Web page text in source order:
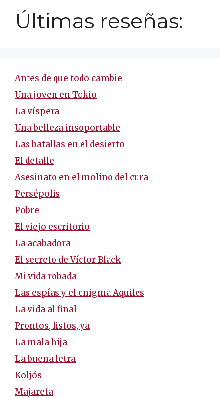
Últimas reseñas:
Antes de que todo cambie
Una joven en Tokio
La víspera
Una belleza insoportable
Las batallas en el desierto
El detalle
Asesinato en el molino del cura
Persépolis
Pobre
El viejo escritorio
La acabadora
El secreto de Víctor Black
Mi vida robada
Las espías y el enigma Aquiles
La vida al final
Prontos, listos, ya
La mala hija
La buena letra
Koljós
Majareta